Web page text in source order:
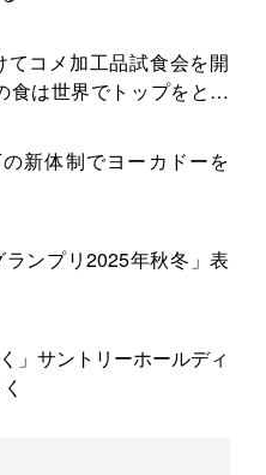
コメ加工品試食会を開
食は世界でトップをとれ
出需要の拡大を」
新体制でヨーカドーを
ンプリ2025年秋冬」表
」サントリーホールディ